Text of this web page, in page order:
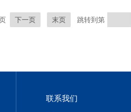
下一页 末页 跳转到第
联系我们